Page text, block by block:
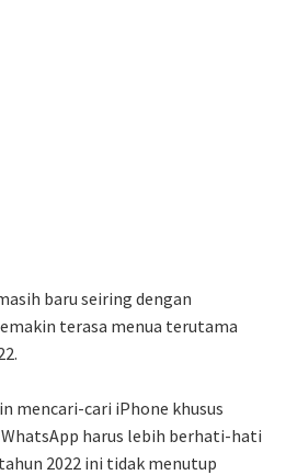
baru seiring dengan
terasa menua terutama
mencari-cari iPhone khusus
harus lebih berhati-hati
2022 ini tidak menutup